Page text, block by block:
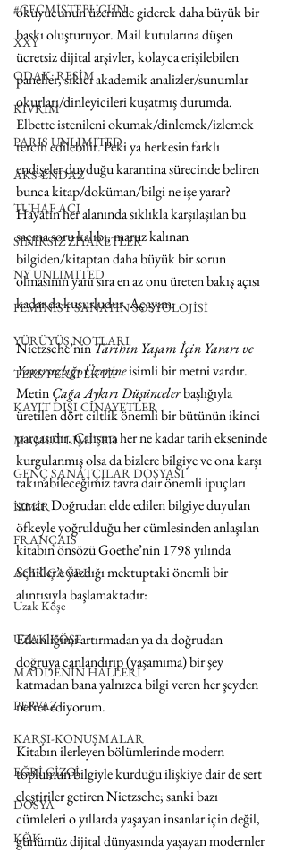
#GEÇMİŞTEBUGÜN
XXY
ODAK: RESİM
KIVRIM
PARIS UNLIMITED
AKS-ENDAZ
TUHAF AÇI
SINIRSIZ ZİYARETLER
NY UNLIMITED
FEMİNİST SANATIN SOSYOLOJİSİ
YÜRÜYÜŞ NOTLARI
TERS PERSPEKTİF
KAYIT DIŞI CİNAYETLER
MAMUT LIMITED
GENÇ SANATÇILAR DOSYASI
İZMİR
FRANÇAIS
AÇIK ÇAĞRI
Uzak Köşe
UZAK KÖŞE
MADDENİN HALLERİ
PERVAZ
KARŞI-KONUŞMALAR
EĞRİ ÇİZGİ
DOSYA
KÖK
okuyucunun üzerinde giderek daha büyük bir
baskı oluşturuyor. Mail kutularına düşen
ücretsiz dijital arşivler, kolayca erişilebilen
paneller, sıkıcı akademik analizler/sunumlar
okurları/dinleyicileri kuşatmış durumda.
Elbette istenileni okumak/dinlemek/izlemek
tercih edilebilir. Peki ya herkesin farklı
endişeler duyduğu karantina sürecinde beliren
bunca kitap/doküman/bilgi ne işe yarar?
Hayatın her alanında sıklıkla karşılaşılan bu
saçma soru kalıbı, maruz kalınan
bilgiden/kitaptan daha büyük bir sorun
olmasının yanı sıra en az onu üreten bakış açısı
kadar da kusurludur. Açayım:
Nietzsche’nin Tarihin Yaşam İçin Yararı ve
Yararsızlığı Üzerine isimli bir metni vardır.
Metin Çağa Aykırı Düşünceler başlığıyla
üretilen dört ciltlik önemli bir bütünün ikinci
parçasıdır. Çalışma her ne kadar tarih ekseninde
kurgulanmış olsa da bizlere bilgiye ve ona karşı
takınabileceğimiz tavra dair önemli ipuçları
sunar. Doğrudan elde edilen bilgiye duyulan
öfkeyle yoğrulduğu her cümlesinden anlaşılan
kitabın önsözü Goethe’nin 1798 yılında
Schiller’e yazdığı mektuptaki önemli bir
alıntısıyla başlamaktadır:
Etkinliğimi artırmadan ya da doğrudan
doğruya canlandırıp (yaşamıma) bir şey
katmadan bana yalnızca bilgi veren her şeyden
nefret ediyorum.
Kitabın ilerleyen bölümlerinde modern
toplumun bilgiyle kurduğu ilişkiye dair de sert
eleştiriler getiren Nietzsche; sanki bazı
cümleleri o yıllarda yaşayan insanlar için değil,
günümüz dijital dünyasında yaşayan modernler